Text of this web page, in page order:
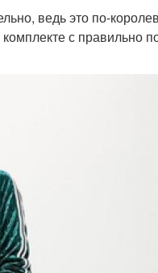
ведь это по-
с правильно